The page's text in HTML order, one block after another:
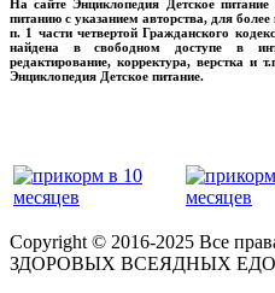
На сайте Энциклопедия Детское
питанию с указанием авторства, для
п. 1 части четвертой Гражданского
найдена в свободном доступе в
редактирование, корректура, верстка и
Энциклопедия Детское питание.
Copyright © 2016-2025 Все
ЗДОРОВЫХ ВСЕЯДНЫХ